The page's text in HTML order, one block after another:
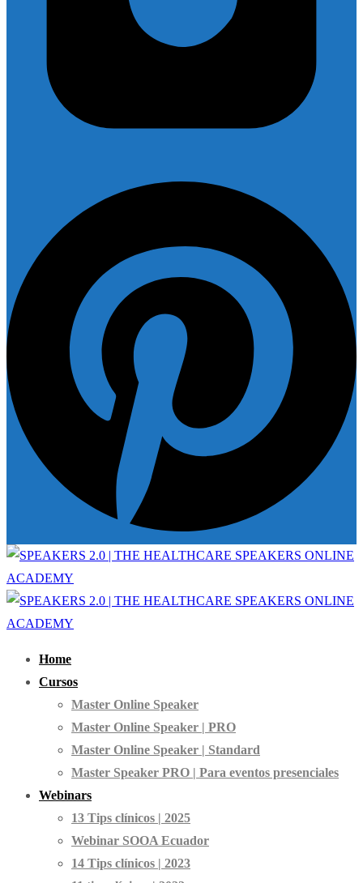
Home
Cursos
Master Online Speaker
Master Online Speaker | PRO
Master Online Speaker | Standard
Master Speaker PRO | Para eventos presenciales
Webinars
13 Tips clínicos | 2025
Webinar SOOA Ecuador
14 Tips clínicos | 2023